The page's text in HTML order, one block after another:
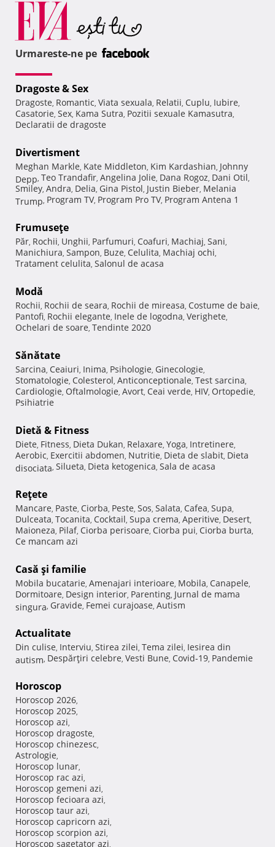
Urmareste-ne pe
Dragoste & Sex
Dragoste, Romantic, Viata sexuala, Relatii, Cuplu, Iubire,
Casatorie, Sex, Kama Sutra, Pozitii sexuale Kamasutra,
Declaratii de dragoste
Divertisment
Meghan Markle, Kate Middleton, Kim Kardashian, Johnny
Depp, Teo Trandafir, Angelina Jolie, Dana Rogoz, Dani Otil,
Smiley, Andra, Delia, Gina Pistol, Justin Bieber, Melania
Trump, Program TV, Program Pro TV, Program Antena 1
Frumuseţe
Păr, Rochii, Unghii, Parfumuri, Coafuri, Machiaj, Sani,
Manichiura, Sampon, Buze, Celulita, Machiaj ochi,
Tratament celulita, Salonul de acasa
Modă
Rochii, Rochii de seara, Rochii de mireasa, Costume de baie,
Pantofi, Rochii elegante, Inele de logodna, Verighete,
Ochelari de soare, Tendinte 2020
Sănătate
Sarcina, Ceaiuri, Inima, Psihologie, Ginecologie,
Stomatologie, Colesterol, Anticonceptionale, Test sarcina,
Cardiologie, Oftalmologie, Avort, Ceai verde, HIV, Ortopedie,
Psihiatrie
Dietă & Fitness
Diete, Fitness, Dieta Dukan, Relaxare, Yoga, Intretinere,
Aerobic, Exercitii abdomen, Nutritie, Dieta de slabit, Dieta
disociata, Silueta, Dieta ketogenica, Sala de acasa
Reţete
Mancare, Paste, Ciorba, Peste, Sos, Salata, Cafea, Supa,
Dulceata, Tocanita, Cocktail, Supa crema, Aperitive, Desert,
Maioneza, Pilaf, Ciorba perisoare, Ciorba pui, Ciorba burta,
Ce mancam azi
Casă şi familie
Mobila bucatarie, Amenajari interioare, Mobila, Canapele,
Dormitoare, Design interior, Parenting, Jurnal de mama
singura, Gravide, Femei curajoase, Autism
Actualitate
Din culise, Interviu, Stirea zilei, Tema zilei, Iesirea din
autism, Despărţiri celebre, Vesti Bune, Covid-19, Pandemie
Horoscop
Horoscop 2026,
Horoscop 2025,
Horoscop azi,
Horoscop dragoste,
Horoscop chinezesc,
Astrologie,
Horoscop lunar,
Horoscop rac azi,
Horoscop gemeni azi,
Horoscop fecioara azi,
Horoscop taur azi,
Horoscop capricorn azi,
Horoscop scorpion azi,
Horoscop sagetator azi,